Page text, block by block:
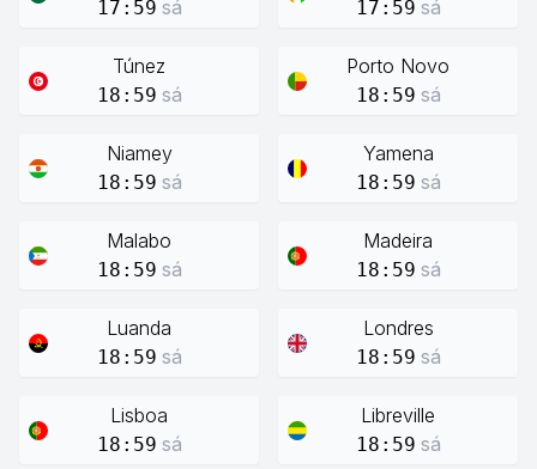
17:59 sá 17:59 sá
Túnez
18:59 sá
Porto Novo
18:59 sá
Niamey
18:59 sá
Yamena
18:59 sá
Malabo
18:59 sá
Madeira
18:59 sá
Luanda
18:59 sá
Londres
18:59 sá
Lisboa
18:59 sá
Libreville
18:59 sá